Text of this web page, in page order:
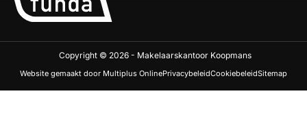
Copyright © 2026 - Makelaarskantoor Koopmans
Website gemaakt door Multiplus OnlinePrivacybeleidCookiebeleidSitemap